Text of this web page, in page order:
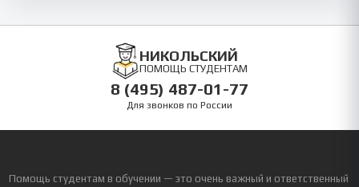
НИКОЛЬСКИЙ
ПОМОЩЬ СТУДЕНТАМ
8 (495) 487-01-77
Для звонков по России
Помощь студентам в обучении — это очень важный и ответственный